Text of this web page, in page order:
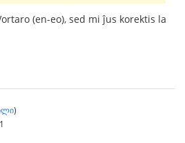
(en-eo), sed mi ĵus korektis la
)